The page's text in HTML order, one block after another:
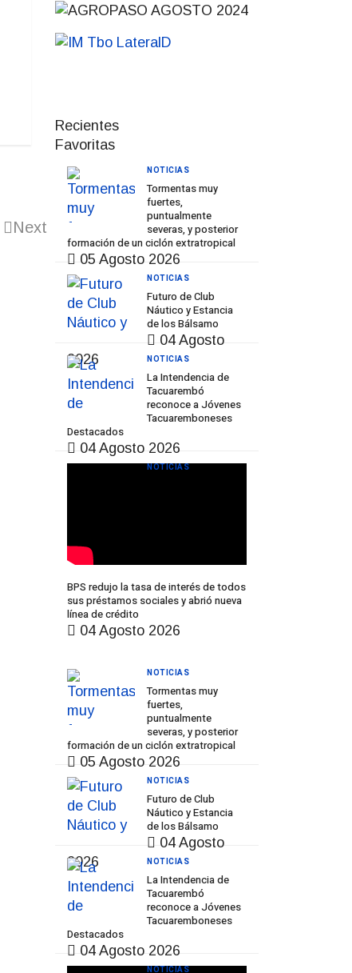
Next
Recientes
Favoritas
Tormentas muy
fuertes,
puntualmente
severas, y posterior
formación de un ciclón extratropical
05 Agosto 2026
NOTICIAS
Futuro de Club
Náutico y Estancia
de los Bálsamo
04 Agosto
2026
NOTICIAS
La Intendencia de
Tacuarembó
reconoce a Jóvenes
Tacuaremboneses
Destacados
04 Agosto 2026
NOTICIAS
BPS redujo la tasa de interés de todos
sus préstamos sociales y abrió nueva
línea de crédito
04 Agosto 2026
NOTICIAS
Tormentas muy
fuertes,
puntualmente
severas, y posterior
formación de un ciclón extratropical
05 Agosto 2026
NOTICIAS
Futuro de Club
Náutico y Estancia
de los Bálsamo
04 Agosto
2026
NOTICIAS
La Intendencia de
Tacuarembó
reconoce a Jóvenes
Tacuaremboneses
Destacados
04 Agosto 2026
NOTICIAS
NOTICIAS